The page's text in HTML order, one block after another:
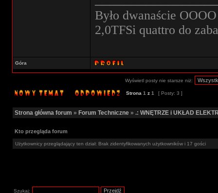
Było dwanaście
2,0TFSi quattro do
Góra
Wyświetl posty nie starsze niż:
Strona 1 z 1 [ Posty: 3 ]
Strona główna forum » Forum Techniczne » .: WNĘTRZE i UKŁAD
Kto przegląda forum
Użytkownicy przeglądający ten dział: Brak zidentyfikowanych użytkowników i 17 gości
Szukaj: